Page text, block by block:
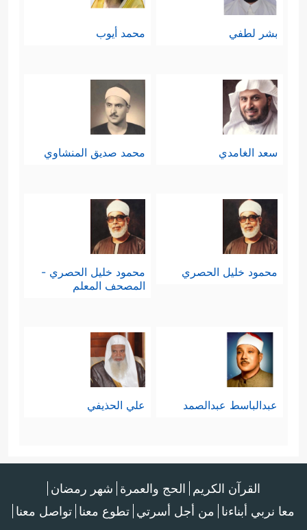
بشر لطفي محمد أيوب
سعد الغامدي محمد صديق المنشاوي
محمود خليل الحصري
محمود خليل الحصري -
المصحف المعلم
عبدالباسط عبدالصمد علي الحذيفي
القرآن الكريم الحج والعمرة شهر رمضان
معا نربي أبناءنا من أجل أسرتي تطوع معنا تواصل معنا